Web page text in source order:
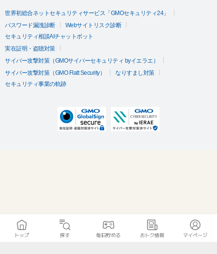
世界初総合ネットセキュリティサービス「GMOセキュリティ24」
パスワード漏洩診断
Webサイトリスク診断
セキュリティ相談AIチャットボット
実在証明・盗聴対策
サイバー攻撃対策（GMOサイバーセキュリティ byイエラエ）
サイバー攻撃対策（GMO Flatt Security）
なりすまし対策
セキュリティ事業の軌跡
トップ 探す 毎日貯める おトク情報 マイページ